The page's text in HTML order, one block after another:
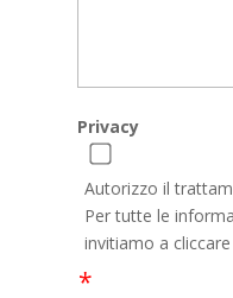
Privacy
Autorizzo il
Per tutte le
invitiamo a cliccare